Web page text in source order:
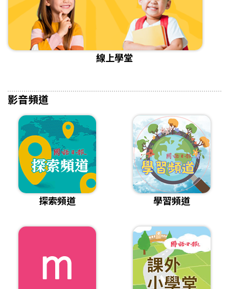
線上學堂
影音頻道
探索頻道 學習頻道